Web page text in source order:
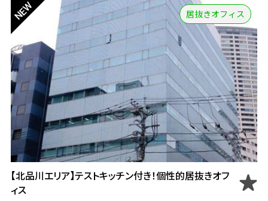
居抜きオフィス
【北品川エリア】テストキッチン付き！個性的居抜きオフ
ィス